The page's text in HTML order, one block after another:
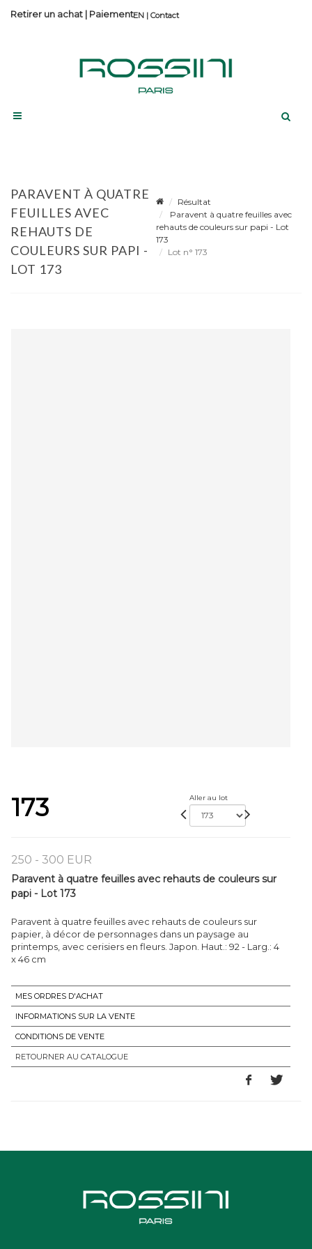
Contact
Retirer un achat | Paiement
PARAVENT À QUATRE
FEUILLES AVEC
REHAUTS DE
COULEURS SUR PAPI -
LOT 173
Résultat
Paravent à quatre feuilles avec
rehauts de couleurs sur papi - Lot
173
Lot n° 173
173 Aller au lot
250 - 300 EUR
Paravent à quatre feuilles avec rehauts de couleurs sur
papi - Lot 173
Paravent à quatre feuilles avec rehauts de couleurs sur
papier, à décor de personnages dans un paysage au
printemps, avec cerisiers en fleurs. Japon. Haut.: 92 - Larg.: 4
x 46 cm
MES ORDRES D'ACHAT
INFORMATIONS SUR LA VENTE
CONDITIONS DE VENTE
RETOURNER AU CATALOGUE